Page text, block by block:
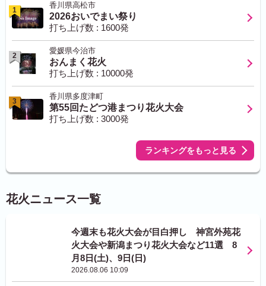
1
香川県高松市
2026おいでまい祭り
打ち上げ数 : 1600発
2
愛媛県今治市
おんまく花火
打ち上げ数 : 10000発
3
香川県多度津町
第55回たどつ港まつり花火大会
打ち上げ数 : 3000発
ランキングをもっと見る
花火ニュース一覧
今週末も花火大会が目白押し 神宮外苑花
火大会や新潟まつり花火大会など11選 8
月8日(土)、9日(日)
2026.08.06 10:09